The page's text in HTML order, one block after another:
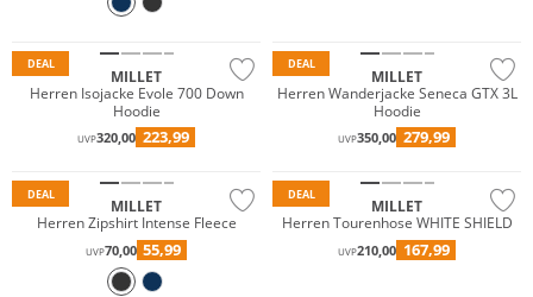
DEAL
MILLET
Herren Isojacke Evole 700 Down
Hoodie
UVP320,00 223,99
DEAL
MILLET
Herren Wanderjacke Seneca GTX 3L
Hoodie
UVP350,00 279,99
DEAL
MILLET
Herren Zipshirt Intense Fleece
UVP70,00 55,99
DEAL
MILLET
Herren Tourenhose WHITE SHIELD
UVP210,00 167,99